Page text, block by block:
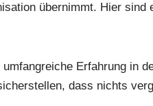
übernimmt. Hier sind
Erfahrung in
dass nichts